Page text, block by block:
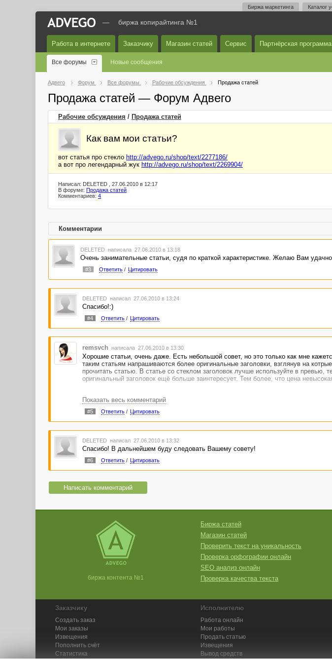
Биржа маркетинга Каталог
— биржа копирайтинга №1
Работа в интернете Заказчику Магазин статей Сервис Партнёрская программа
Все форумы Новые сообщения
Адвего Форум Все форумы Рабочие обсуждения Продажа статей
Продажа статей — Форум Адвего
Рабочие обсуждения / Продажа статей
Как вам мои статьи?
вот статья про стекло http://advego.ru/shop/text/2277186/
а вот про легендарный жук http://advego.ru/shop/text/2269904/
Написал: DELETED , 27.06.2010 в 12:17
В форуме: Продажа статей
Комментариев: 4
Комментарии
DELETED написала 27.06.2010 в 13:18
Очень занимательные статьи, судя по краткой характеристике. Желаю Вам
#3 Ответить/ Цитировать
DELETED написал 27.06.2010 в 13:24
Спасибо!:)
#4 Ответить/ Цитировать
remsvch написала 27.06.2010 в 13:30
Хорошие статьи, очень даже. Есть небольшой совет, но это только как мне
таким статьям напрашиваются более оригинальные заголовки, взглянув на
прочитать статью. В статье со стеклом заголовок лучше используйте в превью,
оригинальный заголовок ещё больше заинтересует. Тем более, что цена
Показать весь комментарий
#5 Ответить/ Цитировать
DELETED написал 27.06.2010 в 13:32
Спасибо! В дальнейшем буду следовать Вашему совету!
#6 Ответить/ Цитировать
Написать комментарий
биржа контента №1
Биржа статей
Магазин статей
Проверить текст на уникальность
Проверка орфографии онлайн
SEO анализ онлайн
Проверка качества текста
Заказчику
Создать заказ
Мои заказы
Извещения
Пополнить счёт
Статистика
Исполнителю
Работа онлайн
Мои работы
Продать статью
Извещения
Вывод средств